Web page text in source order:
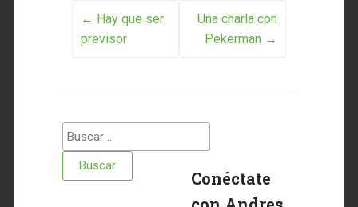
Post navigation
← Hay que ser
previsor
Una charla con
Pekerman →
Buscar:
Conéctate